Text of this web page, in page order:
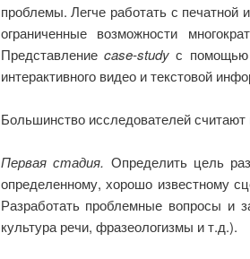
проблемы. Легче работать с
ограниченные возможности
Представление case-study с помощью
интерактивного видео и текстовой
Большинство исследователей
Первая стадия. Определить цель
определенному, хорошо известному
Разработать проблемные вопросы и
культура речи, фразеологизмы и т.д.).